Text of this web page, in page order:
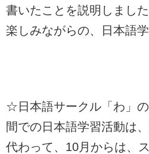
書いたことを説明しまし
楽しみながらの、日本語
☆日本語サークル「わ」
間での日本語学習活動は
代わって、10月からは、